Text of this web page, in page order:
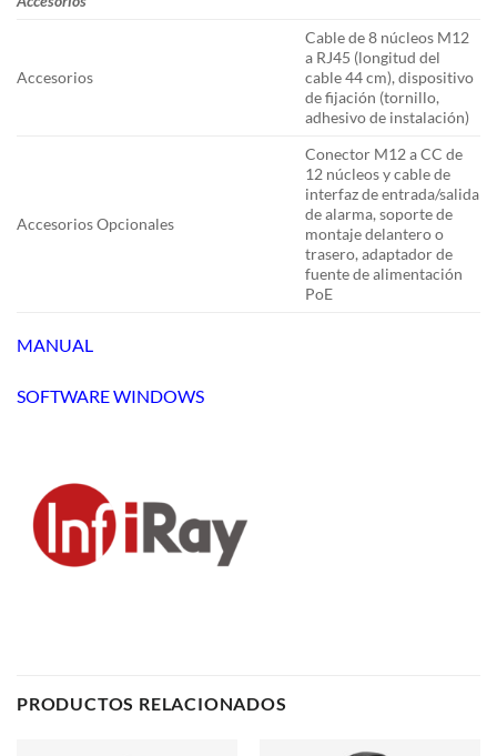
Accesorios
Cable de 8 núcleos M12
a RJ45 (longitud del
cable 44 cm), dispositivo
de fijación (tornillo,
adhesivo de instalación)
Accesorios Opcionales
Conector M12 a CC de
12 núcleos y cable de
interfaz de entrada/salida
de alarma, soporte de
montaje delantero o
trasero, adaptador de
fuente de alimentación
PoE
MANUAL
SOFTWARE WINDOWS
PRODUCTOS RELACIONADOS